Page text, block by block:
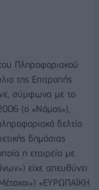
Πληροφοριακού
της Επιτροπής
σύμφωνα με το
(ο «Νόμος»),
δελτίο
δημόσιας
η εταιρεία με
είχε απευθύνει
«ΕΥΡΩΠΑΪΚΗ